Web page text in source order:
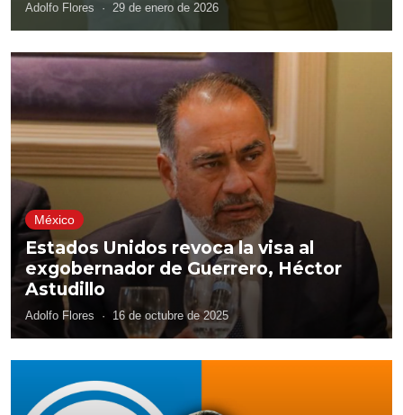
Adolfo Flores · 29 de enero de 2026
México
Estados Unidos revoca la visa al
exgobernador de Guerrero, Héctor
Astudillo
Adolfo Flores · 16 de octubre de 2025